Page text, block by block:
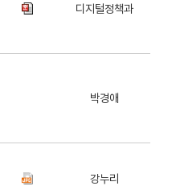
디지털정책과
박경애
강누리